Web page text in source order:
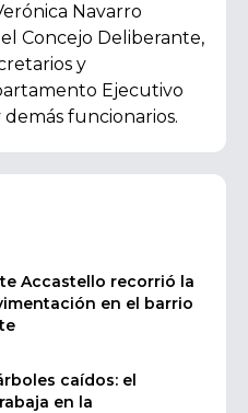
Navarro
Concejo Deliberante,
y
Ejecutivo
funcionarios.
Accastello recorrió la
en el barrio
caídos: el
en la